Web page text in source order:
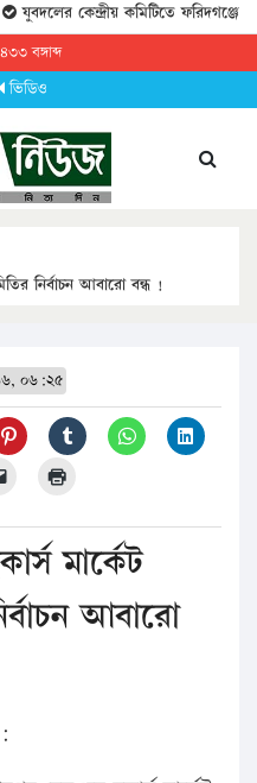
যুবদলের কেন্দ্রীয় কমিটিতে ফরিদগঞ্জের
বঙ্গাব্দ
ভিডিও
নির্বাচন আবারো বন্ধ !
০৬:২৫
মার্কেট
আবারো